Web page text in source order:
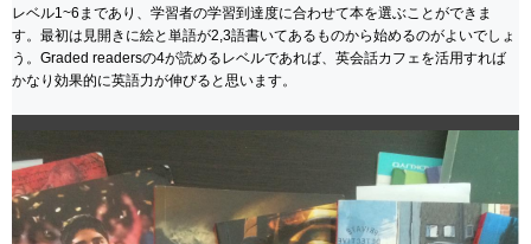
レベル1~6まであり、学習者の学習到達度に合わせて本を選ぶことができま
す。最初は見開きに絵と単語が2,3語書いてあるものから始めるのがよいでしょ
う。Graded readersの4が読めるレベルであれば、英会話カフェを活用すれば
かなり効果的に英語力が伸びると思います。